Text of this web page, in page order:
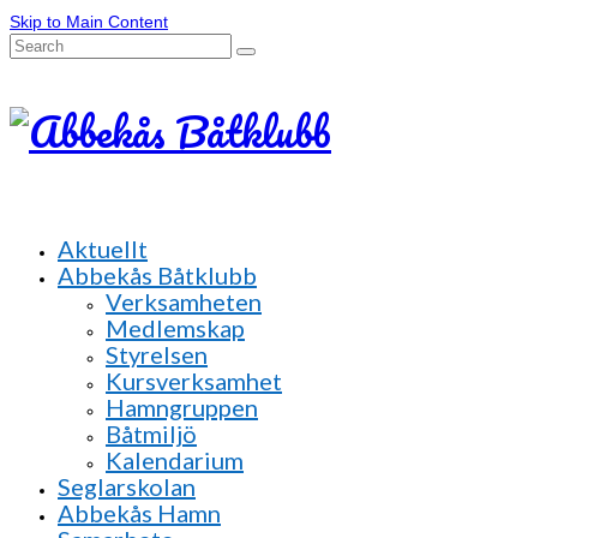
Skip to Main Content
Search
Aktuellt
Abbekås Båtklubb
Verksamheten
Medlemskap
Styrelsen
Kursverksamhet
Hamngruppen
Båtmiljö
Kalendarium
Seglarskolan
Abbekås Hamn